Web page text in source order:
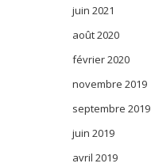
juin 2021
août 2020
février 2020
novembre 2019
septembre 2019
juin 2019
avril 2019